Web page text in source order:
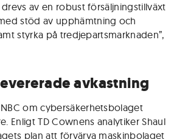
drevs av en robust försäljningstillväxt
stöd av upphämtning och
styrka på tredjepartsmarknaden”,
avkastning
om cybersäkerhetsbolaget
Enligt TD Cownens analytiker Shaul
plan att förvärva maskinbolaget